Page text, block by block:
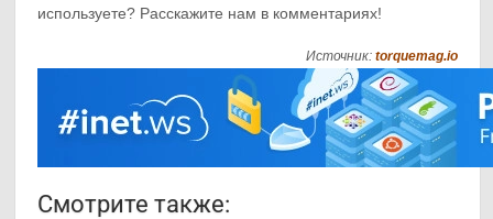
используете? Расскажите нам в комментариях!
Источник: torquemag.io
Смотрите также: